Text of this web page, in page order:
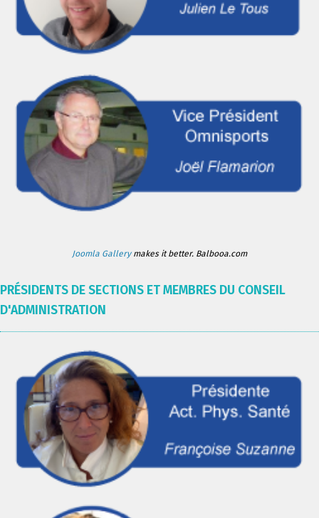
Joomla Gallerymakes it better. Balbooa.com
PRÉSIDENTS DE SECTIONS ET MEMBRES DU CONSEIL
D'ADMINISTRATION